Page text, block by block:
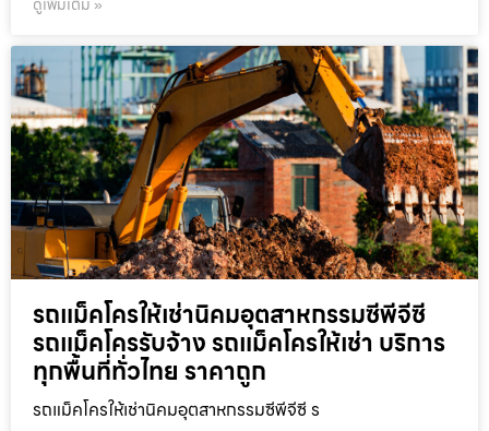
รถแม็คโครให้เช่านิคมอุตสาหกรรมซีพีจีซี
รถแม็คโครรับจ้าง รถแม็คโครให้เช่า บริการ
ทุกพื้นที่ทั่วไทย ราคาถูก
รถแม็คโครให้เช่านิคมอุตสาหกรรมซีพีจีซี ร